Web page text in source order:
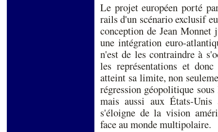
Le projet européen porté
rails d'un scénario exclusif
conception de Jean
une intégration euro-
n'est de les contraindre à
les représentations et
atteint sa limite, non
régression géopolitique
mais aussi aux États-
s'éloigne de la vision
face au monde multipolaire.